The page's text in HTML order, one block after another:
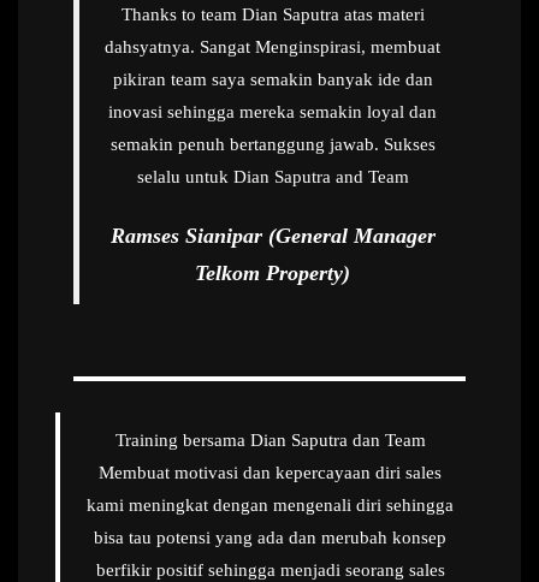
Thanks to team Dian Saputra atas materi
dahsyatnya. Sangat Menginspirasi, membuat
pikiran team saya semakin banyak ide dan
inovasi sehingga mereka semakin loyal dan
semakin penuh bertanggung jawab. Sukses
selalu untuk Dian Saputra and Team
Ramses Sianipar (General Manager
Telkom Property)
Training bersama Dian Saputra dan Team
Membuat motivasi dan kepercayaan diri sales
kami meningkat dengan mengenali diri sehingga
bisa tau potensi yang ada dan merubah konsep
berfikir positif sehingga menjadi seorang sales